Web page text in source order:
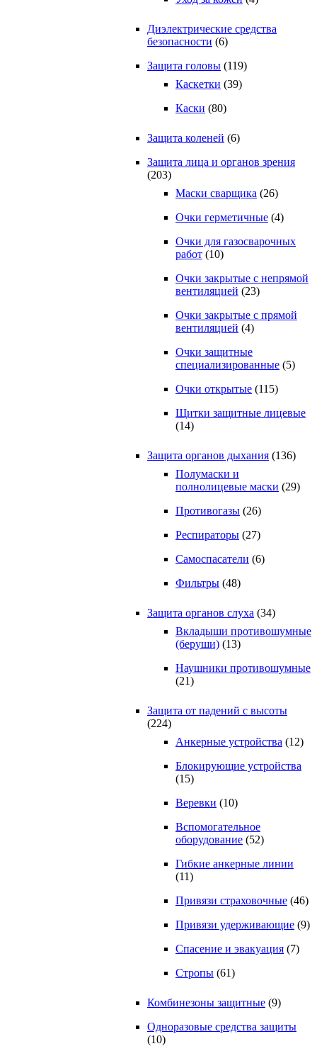
Диэлектрические средства
безопасности (6)
Защита головы (119)
Каскетки (39)
Каски (80)
Защита коленей (6)
Защита лица и органов зрения
(203)
Маски сварщика (26)
Очки герметичные (4)
Очки для газосварочных
работ (10)
Очки закрытые с непрямой
вентиляцией (23)
Очки закрытые с прямой
вентиляцией (4)
Очки защитные
специализированные (5)
Очки открытые (115)
Щитки защитные лицевые
(14)
Защита органов дыхания (136)
Полумаски и
полнолицевые маски (29)
Противогазы (26)
Респираторы (27)
Самоспасатели (6)
Фильтры (48)
Защита органов слуха (34)
Вкладыши противошумные
(беруши) (13)
Наушники противошумные
(21)
Защита от падений с высоты
(224)
Анкерные устройства (12)
Блокирующие устройства
(15)
Веревки (10)
Вспомогательное
оборудование (52)
Гибкие анкерные линии
(11)
Привязи страховочные (46)
Привязи удерживающие (9)
Спасение и эвакуация (7)
Стропы (61)
Комбинезоны защитные (9)
Одноразовые средства защиты
(10)